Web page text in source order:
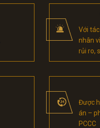
Với
nhân
rủi ro,
Được
án –
PCCC